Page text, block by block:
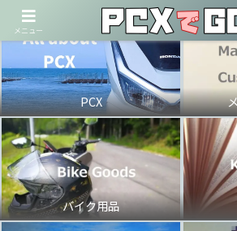
PCX
バイク用品
メニュー